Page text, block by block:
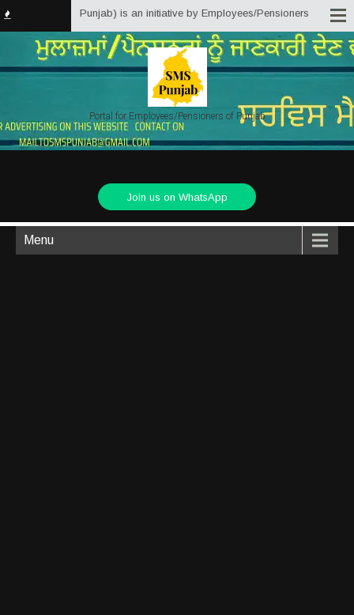
Solutions Punjab) is an initiative by Employees/Pensioners of
Portal for Employees/Pensioners of Punjab
Join us on WhatsApp
Menu